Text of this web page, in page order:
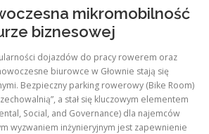
mikromobilność
biznesowej
dojazdów do pracy rowerem oraz
biurowce w Głownie stają się
Bezpieczny parking rowerowy (Bike Room)
a stał się kluczowym elementem
Social, and Governance) dla najemców
wyzwaniem inżynieryjnym jest zapewnienie